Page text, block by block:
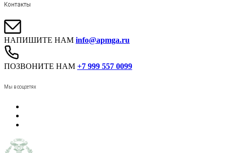
Контакты
НАПИШИТЕ НАМ info@apmga.ru
ПОЗВОНИТЕ НАМ +7 999 557 0099
Мы в соцсетях